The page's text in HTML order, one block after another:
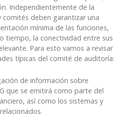
Independientemente de la
deben garantizar una
mínima de las funciones,
tiempo, la conectividad entre sus
Para esto vamos a revisar
típicas del comité de auditoría:
de información sobre
que se emitirá como parte del
así como los sistemas y